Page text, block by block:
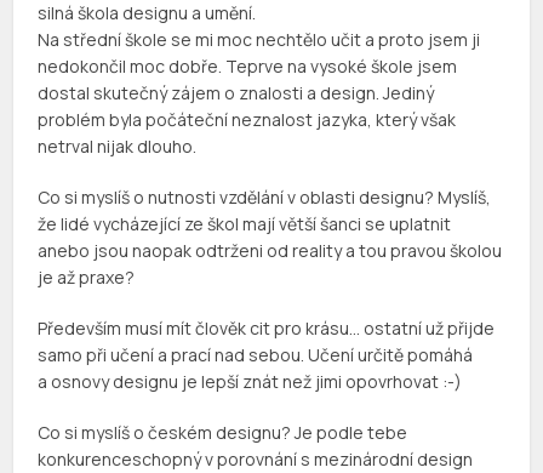
silná škola designu a umění.
Na střední škole se mi moc nechtělo učit a proto jsem ji
nedokončil moc dobře. Teprve na vysoké škole jsem
dostal skutečný zájem o znalosti a design. Jediný
problém byla počáteční neznalost jazyka, který však
netrval nijak dlouho.
Co si myslíš o nutnosti vzdělání v oblasti designu? Myslíš,
že lidé vycházející ze škol mají větší šanci se uplatnit
anebo jsou naopak odtrženi od reality a tou pravou školou
je až praxe?
Především musí mít člověk cit pro krásu… ostatní už přijde
samo při učení a prací nad sebou. Učení určitě pomáhá
a osnovy designu je lepší znát než jimi opovrhovat :-)
Co si myslíš o českém designu? Je podle tebe
konkurenceschopný v porovnání s mezinárodní design